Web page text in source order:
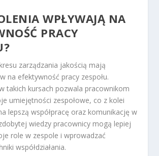
WPŁYWAJĄ NA
PRACY
zarządzania jakością mają
na efektywność pracy zespołu.
takich kursach pozwala pracownikom
umiejętności zespołowe, co z kolei
lepszą współpracę oraz komunikację w
wiedzy pracownicy mogą lepiej
role w zespole i wprowadzać
współdziałania.